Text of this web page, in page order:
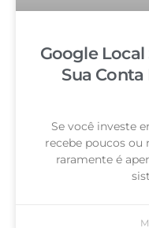
Google Local
Sua Conta
Se você investe
recebe poucos
raramente é